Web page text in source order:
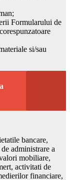
Formularului de
si/sau
bancare,
administrare a
mobiliare,
activitati de
financiare,